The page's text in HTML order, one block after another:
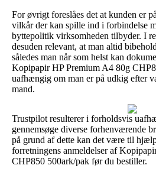
For øvrigt foreslåes det at kunden er
vilkår der kan spille ind i forbindelse
byttepolitik virksomheden tilbyder. I
desuden relevant, at man altid
således man når som helst kan
Kopipapir HP Premium A4 80g
uafhængig om man er på udkig efter
mand.
Trustpilot resulterer i forholdsvis
gennemsøge diverse forhenværende
på grund af dette kan det være til
forretningens anmeldelser af
CHP850 500ark/pak før du bestiller.